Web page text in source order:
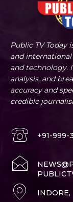
Public TV Today
and
and technology.
analysis, and
accuracy and
credible
+91-999-